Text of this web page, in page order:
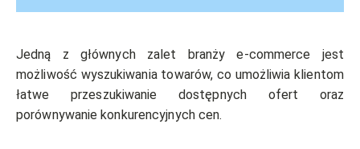
Jedną z głównych zalet branży e-commerce jest
możliwość wyszukiwania towarów, co umożliwia klientom
łatwe przeszukiwanie dostępnych ofert oraz
porównywanie konkurencyjnych cen.